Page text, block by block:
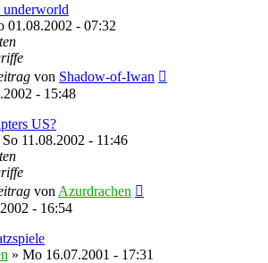
underworld
01.08.2002 - 07:32
von Shadow-of-Iwan
- 15:48
US?
So 11.08.2002 - 11:46
von Azurdrachen
- 16:54
» Mo 16.07.2001 - 17:31